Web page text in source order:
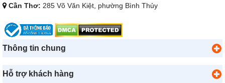
Cần Thơ: 285 Võ Văn Kiệt, phường Bình Thủy
Thông tin chung
Hỗ trợ khách hàng